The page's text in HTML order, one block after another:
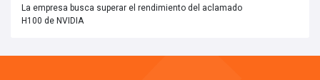
La empresa busca superar el rendimiento del aclamado
H100 de NVIDIA